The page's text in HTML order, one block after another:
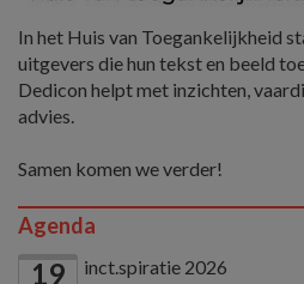
In het Huis van Toegankelijkheid
uitgevers die hun tekst en beeld
Dedicon helpt met inzichten,
advies.
Samen komen we verder!
Agenda
19 inct.spiratie 2026